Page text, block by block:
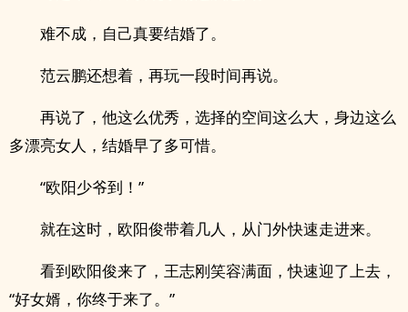
难不成，自己真要结婚了。
范云鹏还想着，再玩一段时间再说。
再说了，他这么优秀，选择的空间这么大，身边这么
多漂亮女人，结婚早了多可惜。
“欧阳少爷到！”
就在这时，欧阳俊带着几人，从门外快速走进来。
看到欧阳俊来了，王志刚笑容满面，快速迎了上去，
“好女婿，你终于来了。”